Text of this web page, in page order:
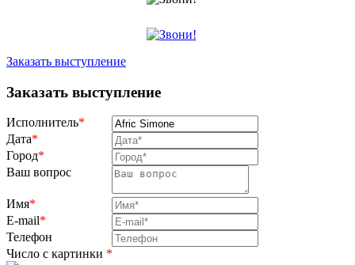
Заказать выступление
Заказать выступление
Исполнитель*
Дата*
Город*
Ваш вопрос
Имя*
E-mail*
Телефон
Число с картинки *